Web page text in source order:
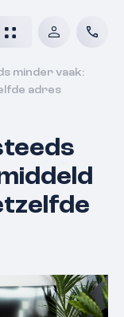
minder vaak:
adres